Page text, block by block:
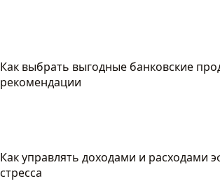
Как выбрать выгодные банковские
рекомендации
Как управлять доходами и расходами
стресса